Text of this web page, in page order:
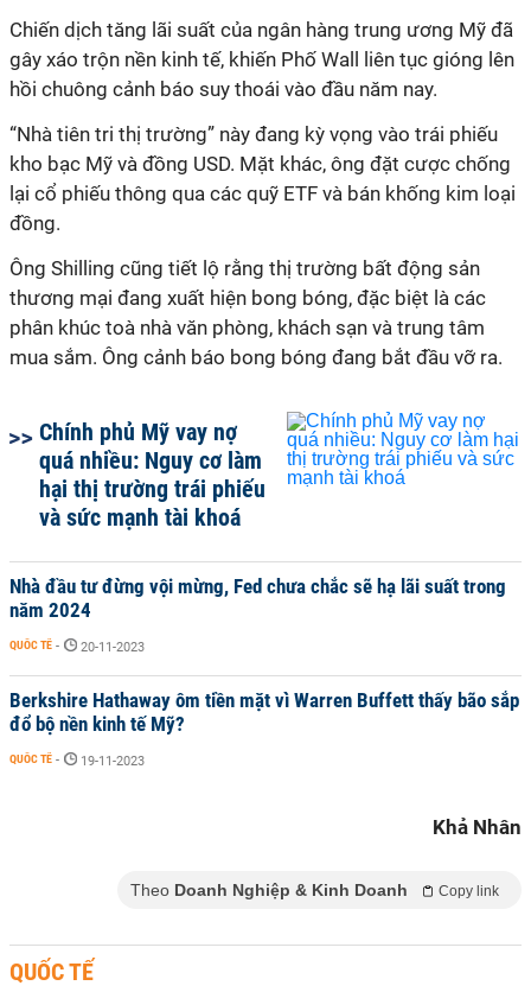
Chiến dịch tăng lãi suất của ngân hàng trung ương Mỹ đã
gây xáo trộn nền kinh tế, khiến Phố Wall liên tục gióng lên
hồi chuông cảnh báo suy thoái vào đầu năm nay.
“Nhà tiên tri thị trường” này đang kỳ vọng vào trái phiếu
kho bạc Mỹ và đồng USD. Mặt khác, ông đặt cược chống
lại cổ phiếu thông qua các quỹ ETF và bán khống kim loại
đồng.
Ông Shilling cũng tiết lộ rằng thị trường bất động sản
thương mại đang xuất hiện bong bóng, đặc biệt là các
phân khúc toà nhà văn phòng, khách sạn và trung tâm
mua sắm. Ông cảnh báo bong bóng đang bắt đầu vỡ ra.
Chính phủ Mỹ vay nợ
quá nhiều: Nguy cơ làm
hại thị trường trái phiếu
và sức mạnh tài khoá
Nhà đầu tư đừng vội mừng, Fed chưa chắc sẽ hạ lãi suất trong
năm 2024
QUỐC TẾ - 20-11-2023
Berkshire Hathaway ôm tiền mặt vì Warren Buffett thấy bão sắp
đổ bộ nền kinh tế Mỹ?
QUỐC TẾ - 19-11-2023
Khả Nhân
Theo Doanh Nghiệp & Kinh Doanh Copy link
QUỐC TẾ